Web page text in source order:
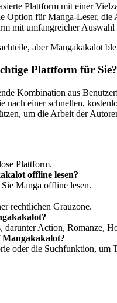
Plattform mit einer
Option für Manga-Leser, die
mit umfangreicher
aber Mangakakalot
Plattform für Sie?
Kombination aus
nach einer schnellen,
um die Arbeit der
Plattform.
offline lesen?
Manga offline lesen.
rechtlichen Grauzone.
darunter Action, Romanze,
oder die Suchfunktion, um